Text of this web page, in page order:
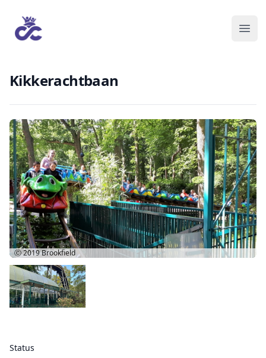
Kikkerachtbaan
Status
Ⓒ 2019Brookfield